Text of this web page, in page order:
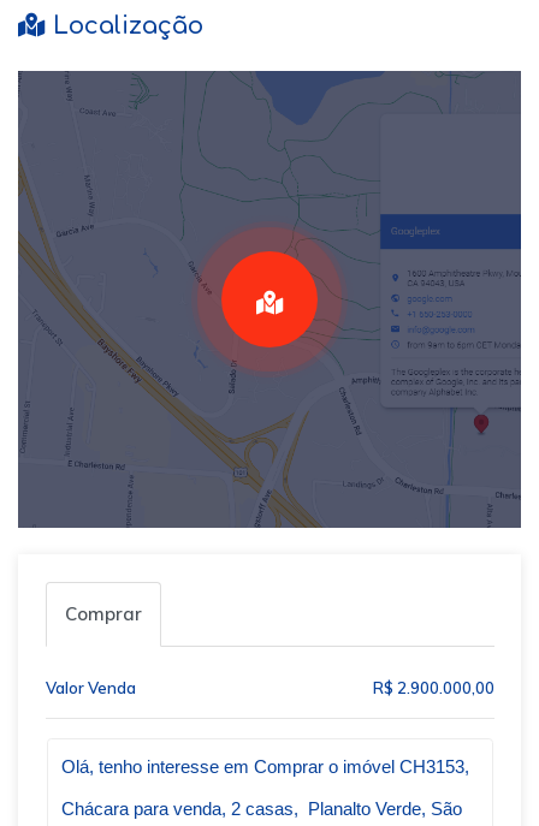
Localização
Comprar
Valor Venda R$ 2.900.000,00